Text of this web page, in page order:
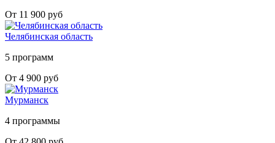
От 11 900 руб
Челябинская область
5 программ
От 4 900 руб
Мурманск
4 программы